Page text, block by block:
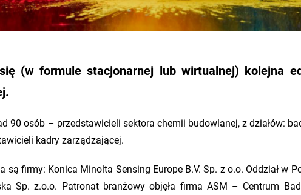
(w formule stacjonarnej lub wirtualnej) kolejna
90 osób – przedstawicieli sektora chemii budowlanej, z działów:
kadry zarządzającej.
firmy: Konica Minolta Sensing Europe B.V. Sp. z o.o. Oddział w
Sp. z.o.o. Patronat branżowy objęła firma ASM – Centrum